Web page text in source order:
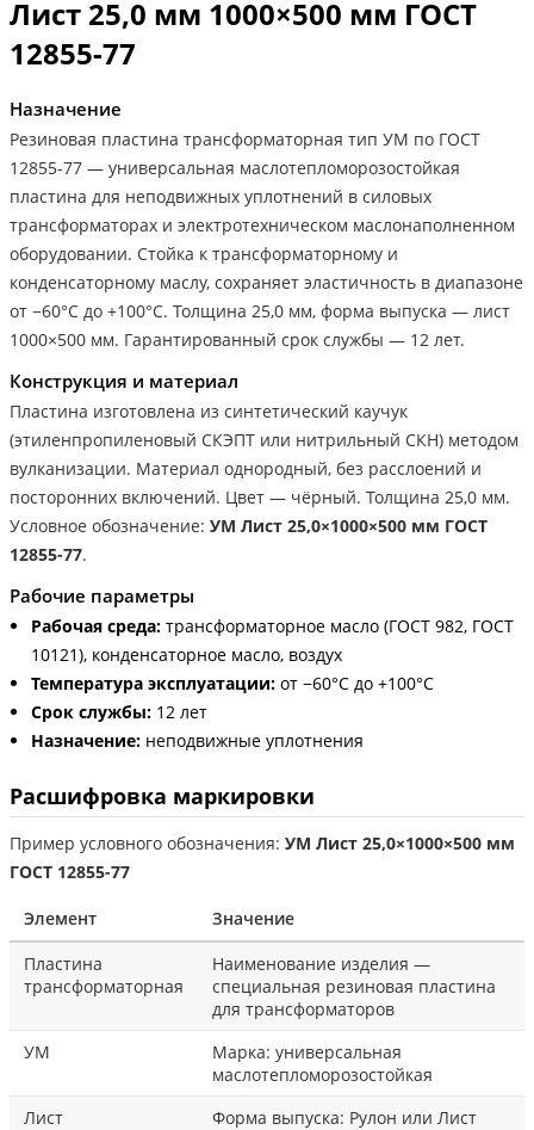
Лист 25,0 мм 1000×500 мм ГОСТ
12855-77
Назначение
Резиновая пластина трансформаторная тип УМ по ГОСТ
12855-77 — универсальная маслотепломорозостойкая
пластина для неподвижных уплотнений в силовых
трансформаторах и электротехническом маслонаполненном
оборудовании. Стойка к трансформаторному и
конденсаторному маслу, сохраняет эластичность в диапазоне
от −60°С до +100°С. Толщина 25,0 мм, форма выпуска — лист
1000×500 мм. Гарантированный срок службы — 12 лет.
Конструкция и материал
Пластина изготовлена из синтетический каучук
(этиленпропиленовый СКЭПТ или нитрильный СКН) методом
вулканизации. Материал однородный, без расслоений и
посторонних включений. Цвет — чёрный. Толщина 25,0 мм.
Условное обозначение: УМ Лист 25,0×1000×500 мм ГОСТ
12855-77.
Рабочие параметры
Рабочая среда: трансформаторное масло (ГОСТ 982, ГОСТ
10121), конденсаторное масло, воздух
Температура эксплуатации: от −60°С до +100°С
Срок службы: 12 лет
Назначение: неподвижные уплотнения
Расшифровка маркировки
Пример условного обозначения: УМ Лист 25,0×1000×500 мм
ГОСТ 12855-77
Элемент
Значение
Пластина
трансформаторная
Наименование изделия —
специальная резиновая пластина
для трансформаторов
УМ
Марка: универсальная
маслотепломорозостойкая
Лист
Форма выпуска: Рулон или Лист